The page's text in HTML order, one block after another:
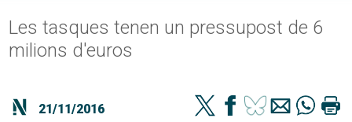
Les tasques tenen un pressupost de 6
milions d'euros
21/11/2016